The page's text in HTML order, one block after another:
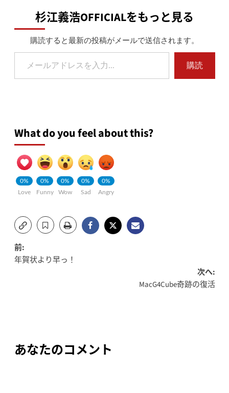
杉江義浩OFFICIALをもっと見る
購読すると最新の投稿がメールで送信されます。
メールアドレスを入力...
購読
What do you feel about this?
0%
Love
0%
Funny
0%
Wow
0%
Sad
0%
Angry
投
ー
前:
年賀状より早っ！
次へ:
MacG4Cube奇跡の復活
あなたのコメント